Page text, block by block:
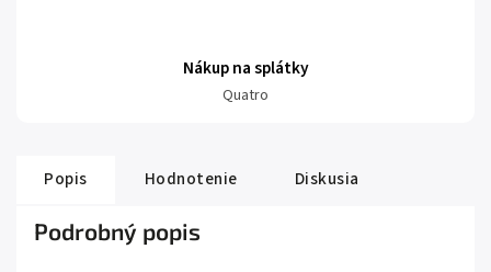
Nákup na splátky
Quatro
Popis Hodnotenie Diskusia
Podrobný popis